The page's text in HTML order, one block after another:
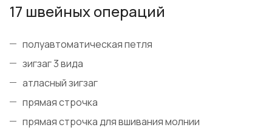
17 швейных операций
полуавтоматическая петля
зигзаг 3 вида
атласный зигзаг
прямая строчка
прямая строчка для вшивания молнии